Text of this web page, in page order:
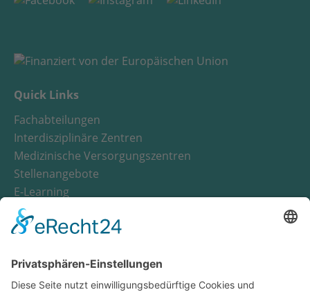
Quick Links
Fachabteilungen
Interdisziplinäre Zentren
Medizinische Versorgungszentren
Stellenangebote
E-Learning